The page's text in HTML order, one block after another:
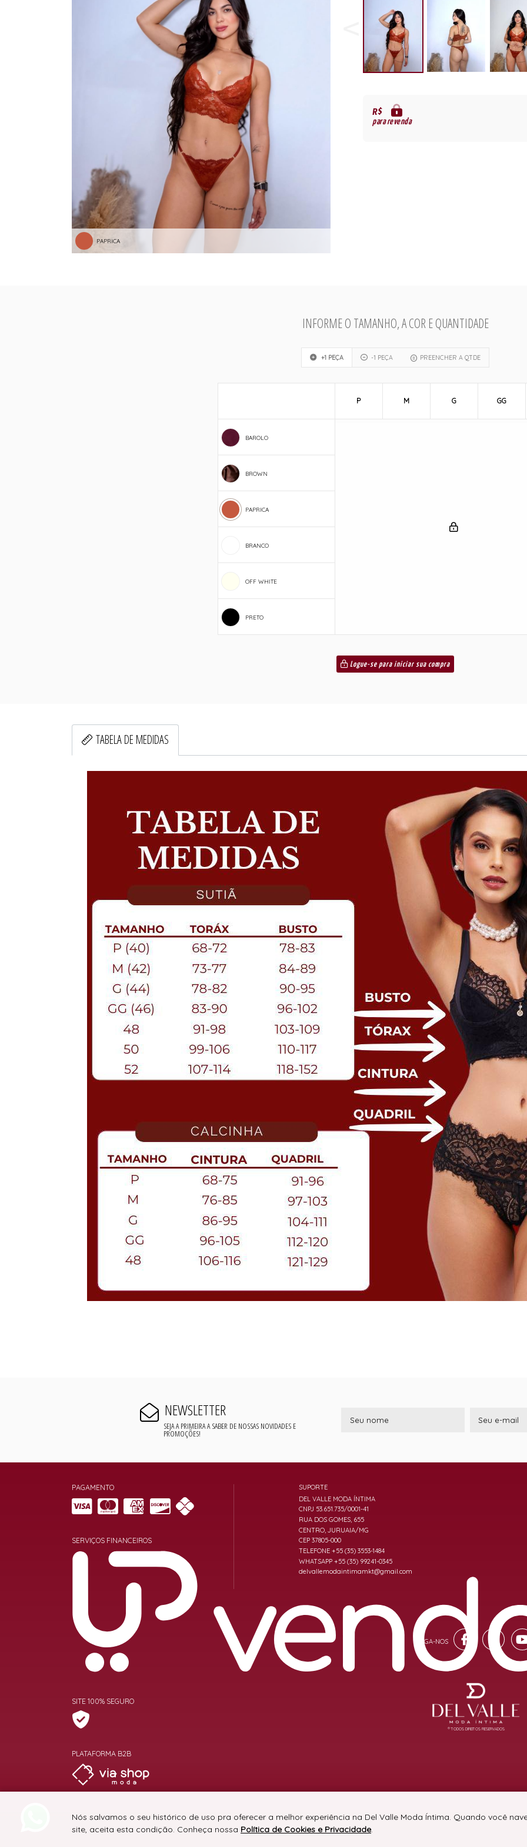
PAPRICA
R$
para revenda
INFORME O TAMANHO, A COR E QUANTIDADE
+1 PEÇA -1 PEÇA PREENCHER A QTDE
BAROLO
BROWN
PAPRICA
BRANCO
OFF WHITE
PRETO
P M G GG
Logue-se para iniciar sua compra
TABELA DE MEDIDAS
NEWSLETTER
SEJA A PRIMEIRA A SABER DE NOSSAS NOVIDADES E
PROMOÇÕES!
PAGAMENTO
SERVIÇOS FINANCEIROS
SITE 100% SEGURO
PLATAFORMA B2B
SUPORTE
DEL VALLE MODA ÍNTIMA
CNPJ 53.651.735/0001-41
RUA DOS GOMES, 655
CENTRO, JURUAIA/MG
CEP 37805-000
TELEFONE +55 (35) 3553-1484
WHATSAPP +55 (35) 99241-0345
delvallemodaintimamkt@gmail.com
® TODOS DIREITOS RESERVADOS
Nós salvamos o seu histórico de uso pra oferecer a melhor experiência na Del Valle Moda Íntima. Quando você
site, aceita esta condição. Conheça nossa Política de Cookies e Privacidade.